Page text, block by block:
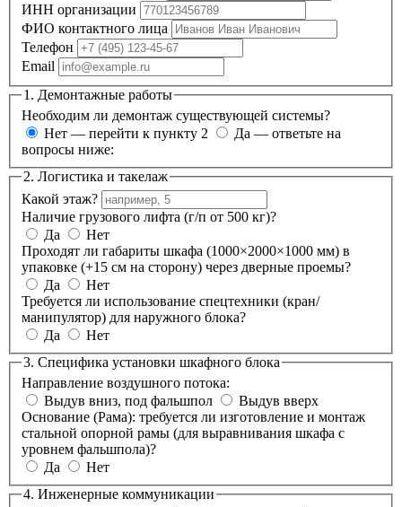
ИНН организации
ФИО контактного лица
Телефон
Email
1. Демонтажные работы
Необходим ли демонтаж существующей системы?
Нет — перейти к пункту 2
Да — ответьте на
вопросы ниже:
2. Логистика и такелаж
Какой этаж?
Наличие грузового лифта (г/п от 500 кг)?
Да
Нет
Проходят ли габариты шкафа (1000×2000×1000 мм) в
упаковке (+15 см на сторону) через дверные проемы?
Да
Нет
Требуется ли использование спецтехники (кран/
манипулятор) для наружного блока?
Да
Нет
3. Специфика установки шкафного блока
Направление воздушного потока:
Выдув вниз, под фальшпол
Выдув вверх
Основание (Рама): требуется ли изготовление и монтаж
стальной опорной рамы (для выравнивания шкафа с
уровнем фальшпола)?
Да
Нет
4. Инженерные коммуникации